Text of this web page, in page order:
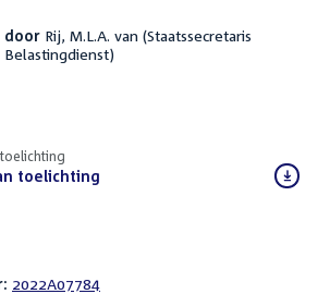
doorRij, M.L.A. van (Staatssecretaris
Belastingdienst)
toelichting
2022A07784